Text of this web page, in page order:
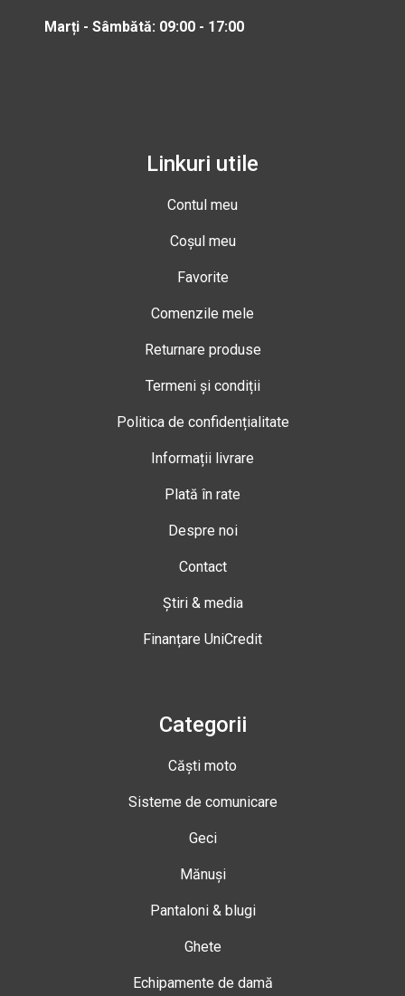
Marți - Sâmbătă: 09:00 - 17:00
Linkuri utile
Contul meu
Coșul meu
Favorite
Comenzile mele
Returnare produse
Termeni și condiții
Politica de confidențialitate
Informații livrare
Plată în rate
Despre noi
Contact
Știri & media
Finanțare UniCredit
Categorii
Căști moto
Sisteme de comunicare
Geci
Mănuși
Pantaloni & blugi
Ghete
Echipamente de damă